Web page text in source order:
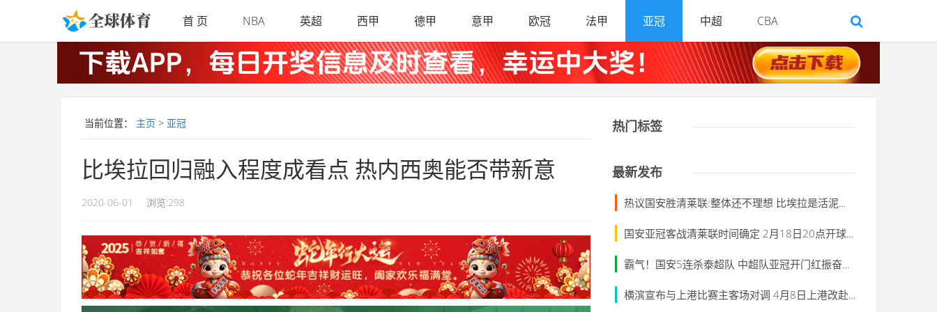
首 页 NBA 英超 西甲 德甲 意甲 欧冠 法甲 亚冠 中超 CBA
当前位置： 主页 > 亚冠
比埃拉回归融入程度成看点 热内西奥能否带新意
2020-06-01 浏览:298
热门标签
最新发布
热议国安胜清莱联:整体还不理想 比埃拉是活泥鳅
国安亚冠客战清莱联时间确定 2月18日20点开球
(2020-06-01)
霸气！国安5连杀泰超队 中超队亚冠开门红振奋人
横滨宣布与上港比赛主客场对调 4月8日上港改赴
(2020-06-01)